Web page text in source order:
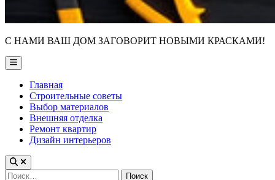
С НАМИ ВАШ ДОМ ЗАГОВОРИТ НОВЫМИ КРАСКАМИ!
Main
Menu
Главная
Строительные советы
Выбор материалов
Внешняя отделка
Ремонт квартир
Дизайн интерьеров
Найти: